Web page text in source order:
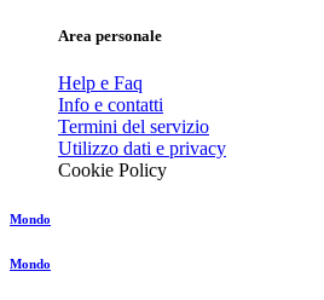
Area personale
Help e Faq
Info e contatti
Termini del servizio
Utilizzo dati e privacy
Cookie Policy
Mondo
Mondo